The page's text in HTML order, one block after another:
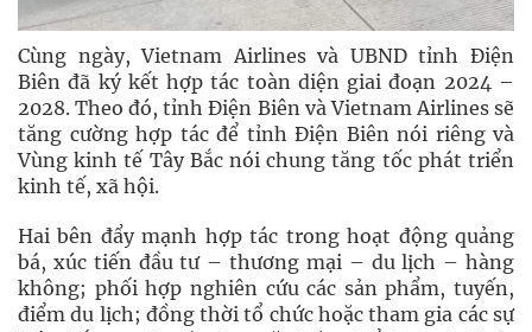
Cùng ngày, Vietnam Airlines và UBND tỉnh Điện
Biên đã ký kết hợp tác toàn diện giai đoạn 2024 –
2028. Theo đó, tỉnh Điện Biên và Vietnam Airlines sẽ
tăng cường hợp tác để tỉnh Điện Biên nói riêng và
Vùng kinh tế Tây Bắc nói chung tăng tốc phát triển
kinh tế, xã hội.
Hai bên đẩy mạnh hợp tác trong hoạt động quảng
bá, xúc tiến đầu tư – thương mại – du lịch – hàng
không; phối hợp nghiên cứu các sản phẩm, tuyến,
điểm du lịch; đồng thời tổ chức hoặc tham gia các sự